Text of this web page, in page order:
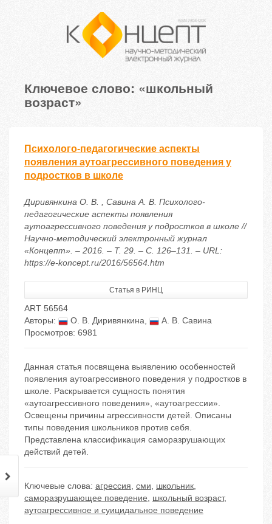
Ключевое слово: «школьный
возраст»
Психолого-педагогические аспекты
появления аутоагрессивного поведения у
подростков в школе
Диривянкина О. В. , Савина А. В. Психолого-
педагогические аспекты появления
аутоагрессивного поведения у подростков в школе //
Научно-методический электронный журнал
«Концепт». – 2016. – Т. 29. – С. 126–131. – URL:
https://e-koncept.ru/2016/56564.htm
Статья в РИНЦ
ART 56564
Авторы:
О. В. Диривянкина,
А. В. Савина
Просмотров: 6981
Данная статья посвящена выявлению особенностей
появления аутоагрессивного поведения у подростков в
школе. Раскрывается сущность понятия
«аутоагрессивного поведения», «аутоагрессии».
Освещены причины агрессивности детей. Описаны
типы поведения школьников против себя.
Представлена классификация саморазрушающих
действий детей.
Ключевые слова: агрессия, сми, школьник,
саморазрушающее поведение, школьный возраст,
аутоагрессивное и суицидальное поведение